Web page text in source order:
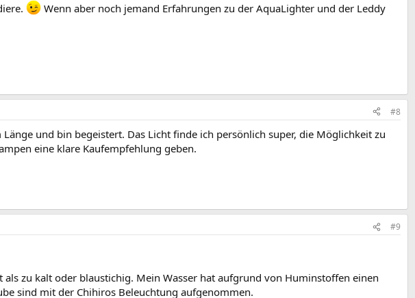
Wenn aber noch jemand Erfahrungen zu der AquaLighter und der Leddy
#8
und bin begeistert. Das Licht finde ich persönlich super, die Möglichkeit zu
eine klare Kaufempfehlung geben.
#9
zu kalt oder blaustichig. Mein Wasser hat aufgrund von Huminstoffen einen
sind mit der Chihiros Beleuchtung aufgenommen.